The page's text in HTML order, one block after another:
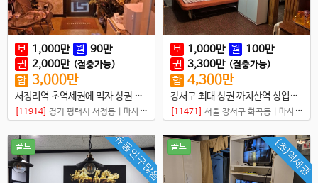
보 1,000만 월 90만
권 2,000만 (절충가능)
합 3,000만
서정리역 초역세권에 먹자 상권 샵매매
[11914] 경기 평택시 서정동 마사지샵
보 1,000만 월 100만
권 3,300만 (절충가능)
합 4,300만
강서구 최대 상권 까치산역 상업지역 내 샵
[11471] 서울 강서구 화곡동 마사지샵
유동인구많음
골드 (초)역세권
골드